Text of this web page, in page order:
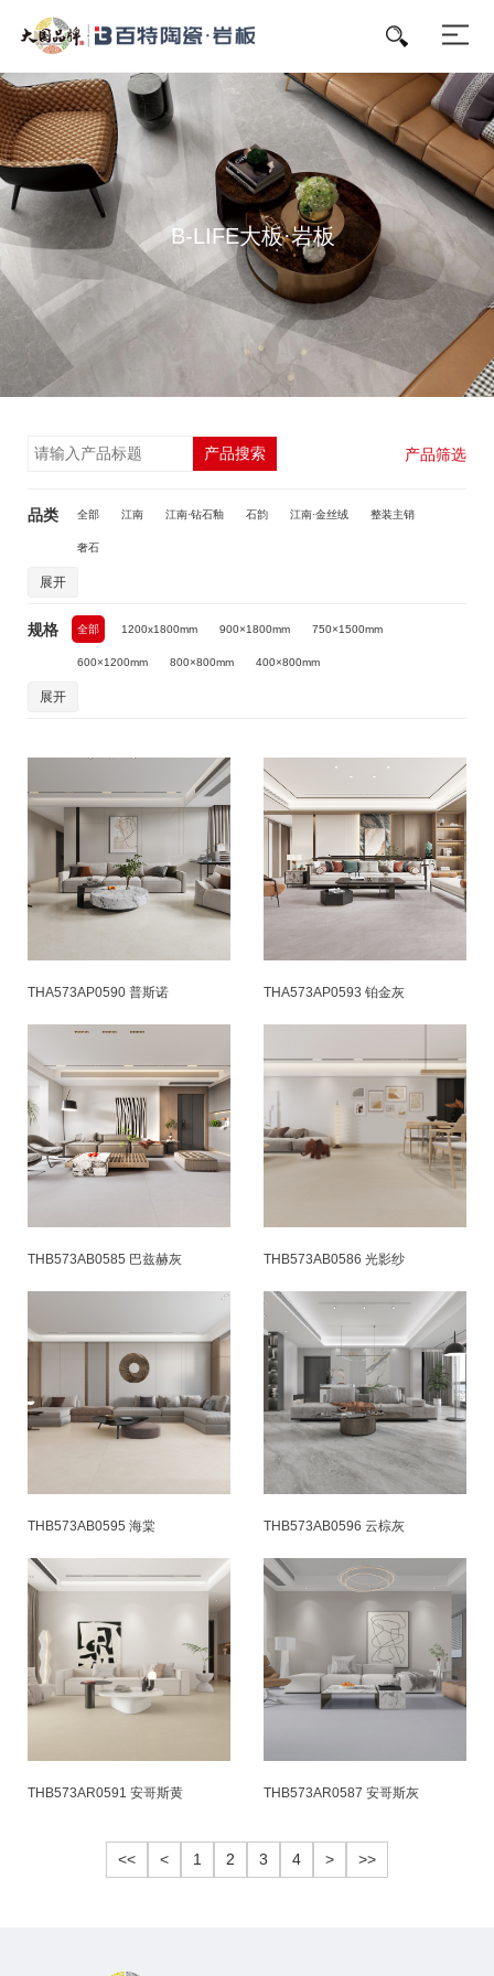
B-LIFE大板·岩板
产品搜索 产品筛选
品类 全部 江南 江南·钻石釉 石韵 江南·金丝绒 整装主销
奢石
展开
规格 全部 1200x1800mm 900×1800mm 750×1500mm
600×1200mm 800×800mm 400×800mm
展开
THA573AP0590 普斯诺 THA573AP0593 铂金灰
THB573AB0585 巴兹赫灰 THB573AB0586 光影纱
THB573AB0595 海棠 THB573AB0596 云棕灰
THB573AR0591 安哥斯黄 THB573AR0587 安哥斯灰
<< < 1 2 3 4 > >>